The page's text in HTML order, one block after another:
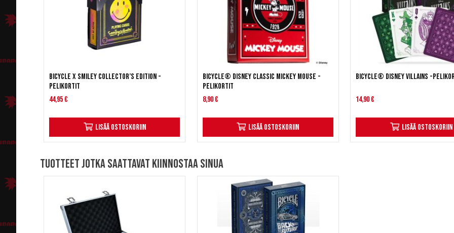
Bicycle X Smiley Collector’s Edition -
pelikortit
44,95 €
Lisää ostoskoriin
Bicycle® Disney Classic Mickey Mouse -
pelikortit
8,90 €
Lisää ostoskoriin
Bicycle® Disney Villains -
14,90 €
Lisää ostoskoriin
Tuotteet jotka saattavat kiinnostaa sinua